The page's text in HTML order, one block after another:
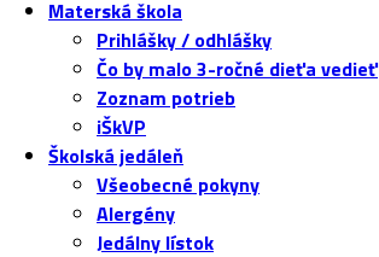
Materská škola
Prihlášky / odhlášky
Čo by malo 3-ročné dieťa vedieť
Zoznam potrieb
iŠkVP
Školská jedáleň
Všeobecné pokyny
Alergény
Jedálny lístok